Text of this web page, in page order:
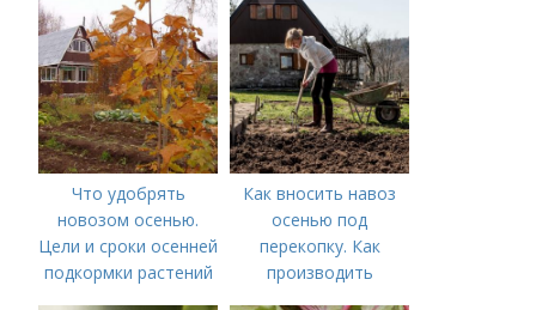
Что удобрять
новозом осенью.
Цели и сроки осенней
подкормки растений
Как вносить навоз
осенью под
перекопку. Как
производить